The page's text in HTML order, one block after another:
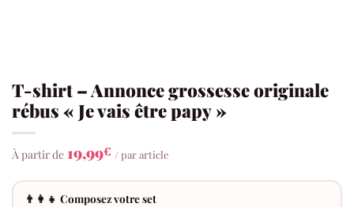
T-shirt – Annonce grossesse originale
rébus « Je vais être papy »
À partir de 19,99€ / par article
👨‍👩‍👧 Composez votre set